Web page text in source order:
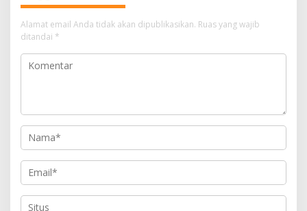
Alamat email Anda tidak akan dipublikasikan. Ruas yang wajib
ditandai *